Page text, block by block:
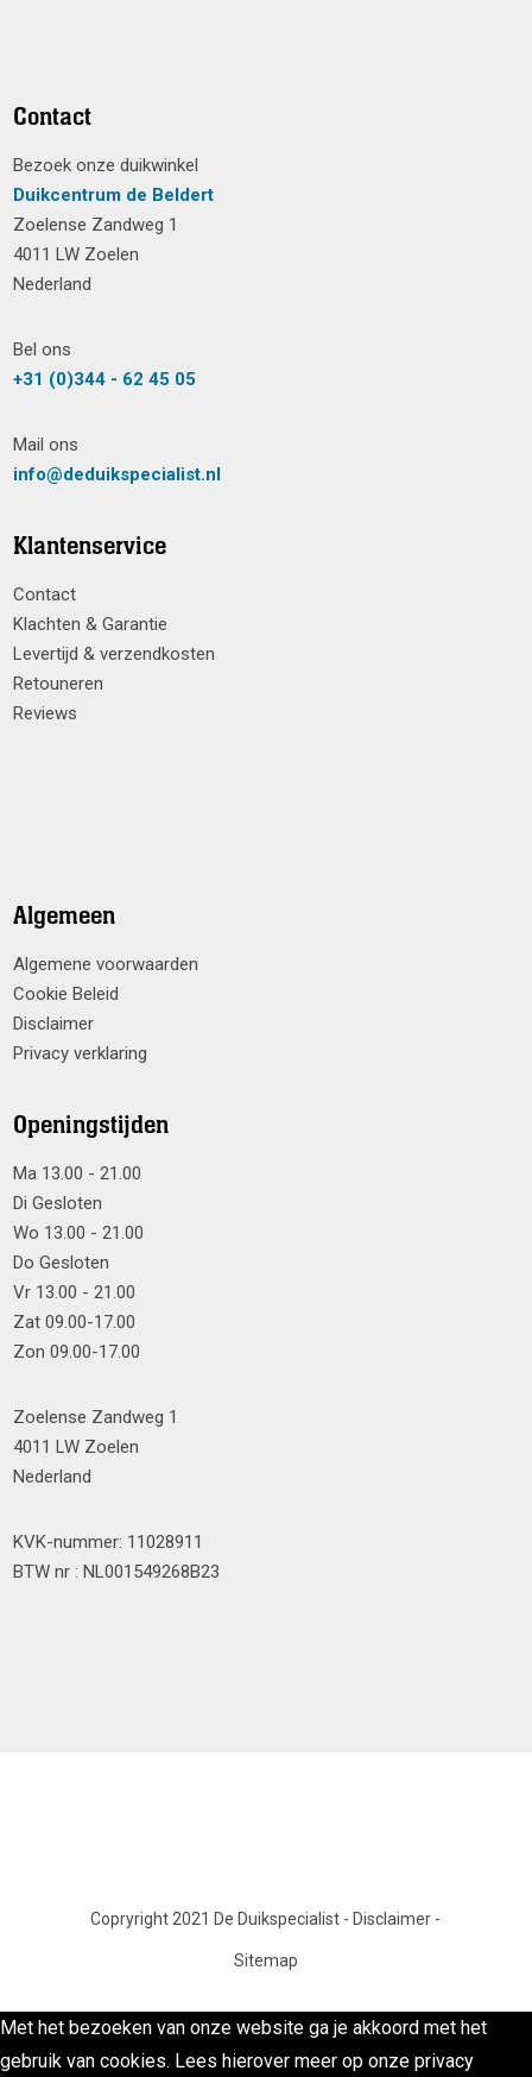
Contact
Bezoek onze duikwinkel
Duikcentrum de Beldert
Zoelense Zandweg 1
4011 LW Zoelen
Nederland
Bel ons
+31 (0)344 - 62 45 05
Mail ons
info@deduikspecialist.nl
Klantenservice
Contact
Klachten & Garantie
Levertijd & verzendkosten
Retouneren
Reviews
Algemeen
Algemene voorwaarden
Cookie Beleid
Disclaimer
Privacy verklaring
Openingstijden
Ma 13.00 - 21.00
Di Gesloten
Wo 13.00 - 21.00
Do Gesloten
Vr 13.00 - 21.00
Zat 09.00-17.00
Zon 09.00-17.00
Zoelense Zandweg 1
4011 LW Zoelen
Nederland
KVK-nummer: 11028911
BTW nr : NL001549268B23
Copryright 2021 De Duikspecialist - Disclaimer -
Sitemap
Met het bezoeken van onze website ga je akkoord met het
gebruik van cookies. Lees hierover meer op onze privacy